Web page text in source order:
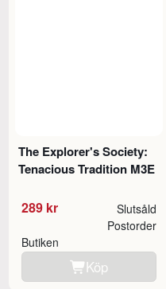
The Explorer's Society:
Tenacious Tradition M3E
289 kr Slutsåld
Butiken
Postorder
Köp